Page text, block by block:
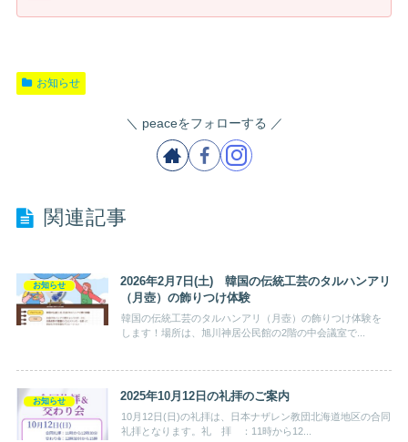
お知らせ
peaceをフォローする
関連記事
お知らせ
2026年2月7日(土) 韓国の伝統工芸のタルハンアリ
（月壺）の飾りつけ体験
韓国の伝統工芸のタルハンアリ（月壺）の飾りつけ体験を
します！場所は、旭川神居公民館の2階の中会議室で...
お知らせ 2025年10月12日の礼拝のご案内
10月12日(日)の礼拝は、日本ナザレン教団北海道地区の合同
礼拝となります。礼 拝 ：11時から12...